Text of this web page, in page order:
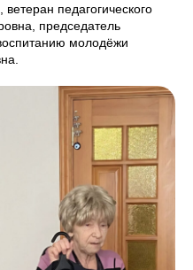
педагогического
председатель
молодёжи